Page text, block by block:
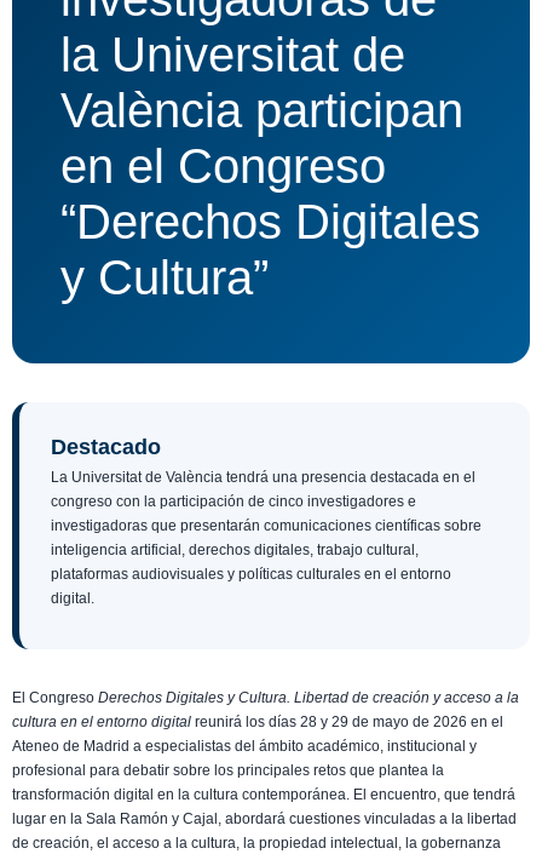
la Universitat de
València participan
en el Congreso
“Derechos Digitales
y Cultura”
Destacado
La Universitat de València tendrá una presencia destacada en el
congreso con la participación de cinco investigadores e
investigadoras que presentarán comunicaciones científicas sobre
inteligencia artificial, derechos digitales, trabajo cultural,
plataformas audiovisuales y políticas culturales en el entorno
digital.
El CongresoDerechos Digitales y Cultura. Libertad de creación y acceso a la
cultura en el entorno digital reunirá los días 28 y 29 de mayo de 2026 en el
Ateneo de Madrid a especialistas del ámbito académico, institucional y
profesional para debatir sobre los principales retos que plantea la
transformación digital en la cultura contemporánea. El encuentro, que tendrá
lugar en la Sala Ramón y Cajal, abordará cuestiones vinculadas a la libertad
de creación, el acceso a la cultura, la propiedad intelectual, la gobernanza